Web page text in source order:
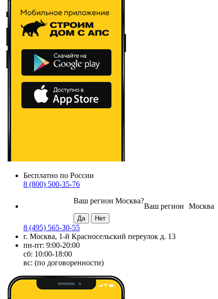
Бесплатно по России
8 (800) 500-35-76
Москва
Ваш регион
Ваш регион Москва?
8 (495) 565-30-55
г. Москва, 1-й Красносельский переулок д. 13
пн-пт: 9:00-20:00
сб: 10:00-18:00
вс: (по договоренности)